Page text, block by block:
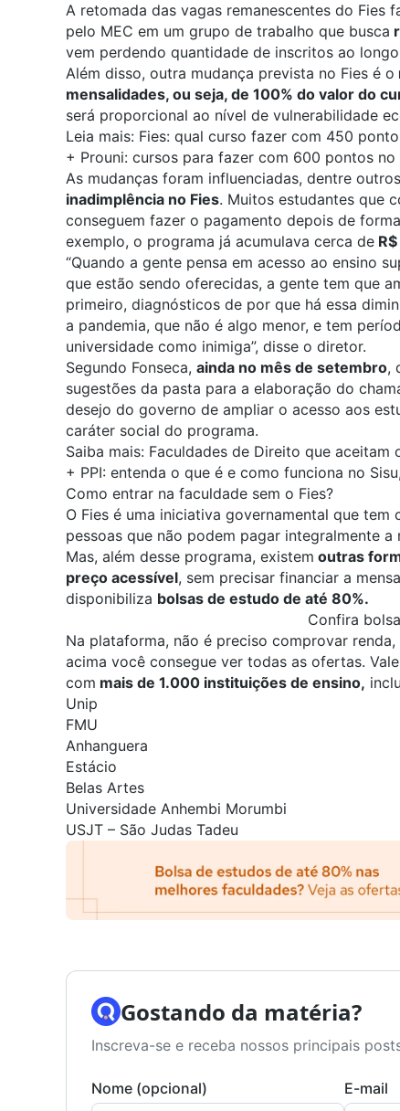
A retomada das vagas remanescentes do Fies
pelo MEC em um grupo de trabalho que busca
vem perdendo quantidade de inscritos ao
Além disso, outra mudança prevista no Fies é o
mensalidades, ou seja, de 100% do valor do
será proporcional ao nível de vulnerabilidade
Leia mais: Fies: qual curso fazer com 450
+ Prouni: cursos para fazer com 600 pontos no
As mudanças foram influenciadas, dentre
inadimplência no Fies. Muitos estudantes que
conseguem fazer o pagamento depois de
exemplo, o programa já acumulava cerca de
“Quando a gente pensa em acesso ao ensino
que estão sendo oferecidas, a gente tem que
primeiro, diagnósticos de por que há essa
a pandemia, que não é algo menor, e tem
universidade como inimiga”, disse o diretor.
Segundo Fonseca, ainda no mês de setembro,
sugestões da pasta para a elaboração do
desejo do governo de ampliar o acesso aos
caráter social do programa.
Saiba mais: Faculdades de Direito que aceitam
+ PPI: entenda o que é e como funciona no
Como entrar na faculdade sem o Fies?
O Fies é uma iniciativa governamental que
pessoas que não podem pagar integralmente a
Mas, além desse programa, existem outras
preço acessível, sem precisar financiar a
disponibiliza bolsas de estudo de até 80%.
Confira
Na plataforma, não é preciso comprovar
acima você consegue ver todas as ofertas.
com mais de 1.000 instituições de ensino,
Unip
FMU
Anhanguera
Estácio
Belas Artes
Universidade Anhembi Morumbi
USJT – São Judas Tadeu
Gostando da matéria?
Inscreva-se e receba nossos principais
Nome (opcional) E-mail